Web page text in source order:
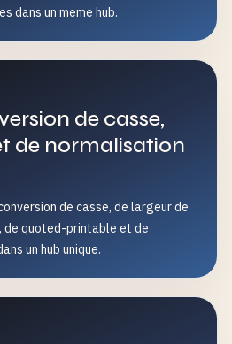
dans un meme hub.
de casse,
de normalisation
de casse, de largeur de
de quoted-printable et de
un hub unique.